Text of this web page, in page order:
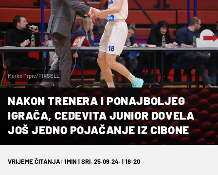
Marko Prpic/PIXSELL
NAKON TRENERA I PONAJBOLJEG
IGRAČA, CEDEVITA JUNIOR DOVELA
JOŠ JEDNO POJAČANJE IZ CIBONE
VRIJEME ČITANJA: 1MIN | SRI. 25.09.24. | 18:20